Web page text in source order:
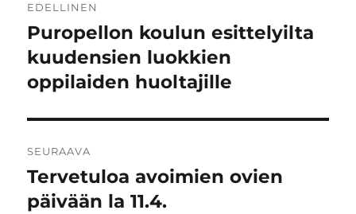
selaus
EDELLINEN
Edellinen
artikkeli:
Puropellon koulun esittelyilta
kuudensien luokkien
oppilaiden huoltajille
SEURAAVA
Seuraava
artikkeli:
Tervetuloa avoimien ovien
päivään la 11.4.